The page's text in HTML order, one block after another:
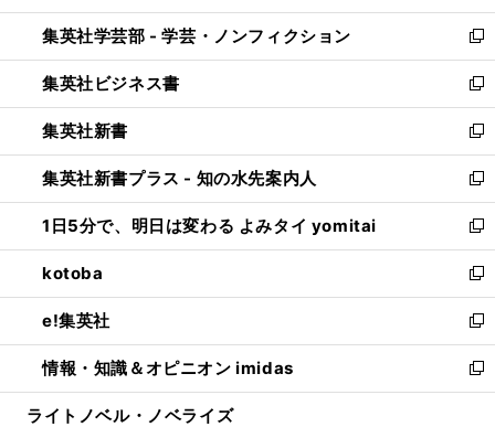
開
く
ウ
で
開
く
ン
ド
ウ
で
開
く
ウ
ィ
ン
ド
ウ
で
開
く
集英社学芸部 - 学芸・ノンフィクション
新
し
い
ウ
ィ
ン
ド
ウ
で
開
く
集英社ビジネス書
新
し
い
ウ
ィ
ン
ド
ウ
で
開
く
集英社新書
新
し
い
ウ
ィ
ン
ド
ウ
で
開
く
集英社新書プラス - 知の水先案内人
新
し
い
ウ
ィ
ン
ド
ウ
で
開
1日5分で、明日は変わる よみタイ yomitai
新
し
い
ウ
ィ
ン
ド
ウ
kotoba
新
し
い
ウ
ィ
ン
e!集英社
新
し
い
ウ
情報・知識＆オピニオン imidas
新
し
ライトノベル・ノベライズ